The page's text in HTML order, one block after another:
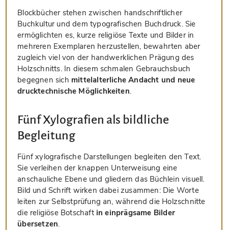
Blockbücher stehen zwischen handschriftlicher
Buchkultur und dem typografischen Buchdruck. Sie
ermöglichten es, kurze religiöse Texte und Bilder in
mehreren Exemplaren herzustellen, bewahrten aber
zugleich viel von der handwerklichen Prägung des
Holzschnitts. In diesem schmalen Gebrauchsbuch
begegnen sich mittelalterliche Andacht und neue
drucktechnische Möglichkeiten.
Fünf Xylografien als bildliche
Begleitung
Fünf xylografische Darstellungen begleiten den Text.
Sie verleihen der knappen Unterweisung eine
anschauliche Ebene und gliedern das Büchlein visuell.
Bild und Schrift wirken dabei zusammen: Die Worte
leiten zur Selbstprüfung an, während die Holzschnitte
die religiöse Botschaft in einprägsame Bilder
übersetzen.